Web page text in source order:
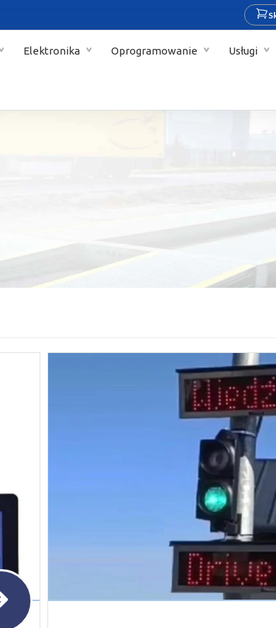
Elektronika Oprogramowanie Usługi